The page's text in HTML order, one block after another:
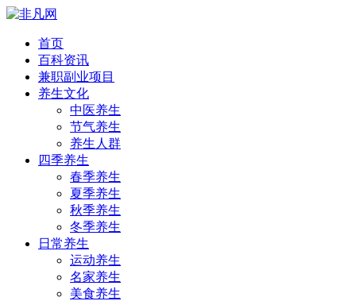
首页
百科资讯
兼职副业项目
养生文化
中医养生
节气养生
养生人群
四季养生
春季养生
夏季养生
秋季养生
冬季养生
日常养生
运动养生
名家养生
美食养生